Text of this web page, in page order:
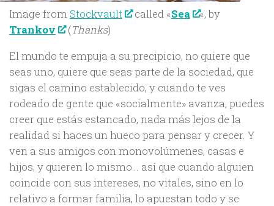
Image from Stockvault called «Sea
«, by
Trankov
(Thanks)
El mundo te empuja a su precipicio, no quiere que
seas uno, quiere que seas parte de la sociedad, que
sigas el camino establecido, y cuando te ves
rodeado de gente que «socialmente» avanza, puedes
creer que estás estancado, nada más lejos de la
realidad si haces un hueco para pensar y crecer. Y
ven a sus amigos con monovolúmenes, casas e
hijos, y quieren lo mismo… así que cuando alguien
coincide con sus intereses, no vitales, sino en lo
relativo a formar familia, lo apuestan todo y se